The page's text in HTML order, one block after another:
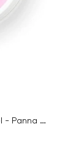
Claresa SOFT&EASY UV/LED builder gel - Panna Cotta, 45g